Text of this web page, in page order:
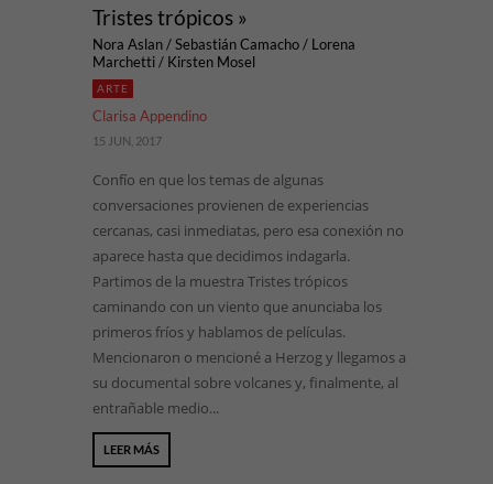
Tristes trópicos »
Nora Aslan / Sebastián Camacho / Lorena
Marchetti / Kirsten Mosel
ARTE
Clarisa Appendino
15 JUN, 2017
Confío en que los temas de algunas
conversaciones provienen de experiencias
cercanas, casi inmediatas, pero esa conexión no
aparece hasta que decidimos indagarla.
Partimos de la muestra Tristes trópicos
caminando con un viento que anunciaba los
primeros fríos y hablamos de películas.
Mencionaron o mencioné a Herzog y llegamos a
su documental sobre volcanes y, finalmente, al
entrañable medio...
LEER MÁS